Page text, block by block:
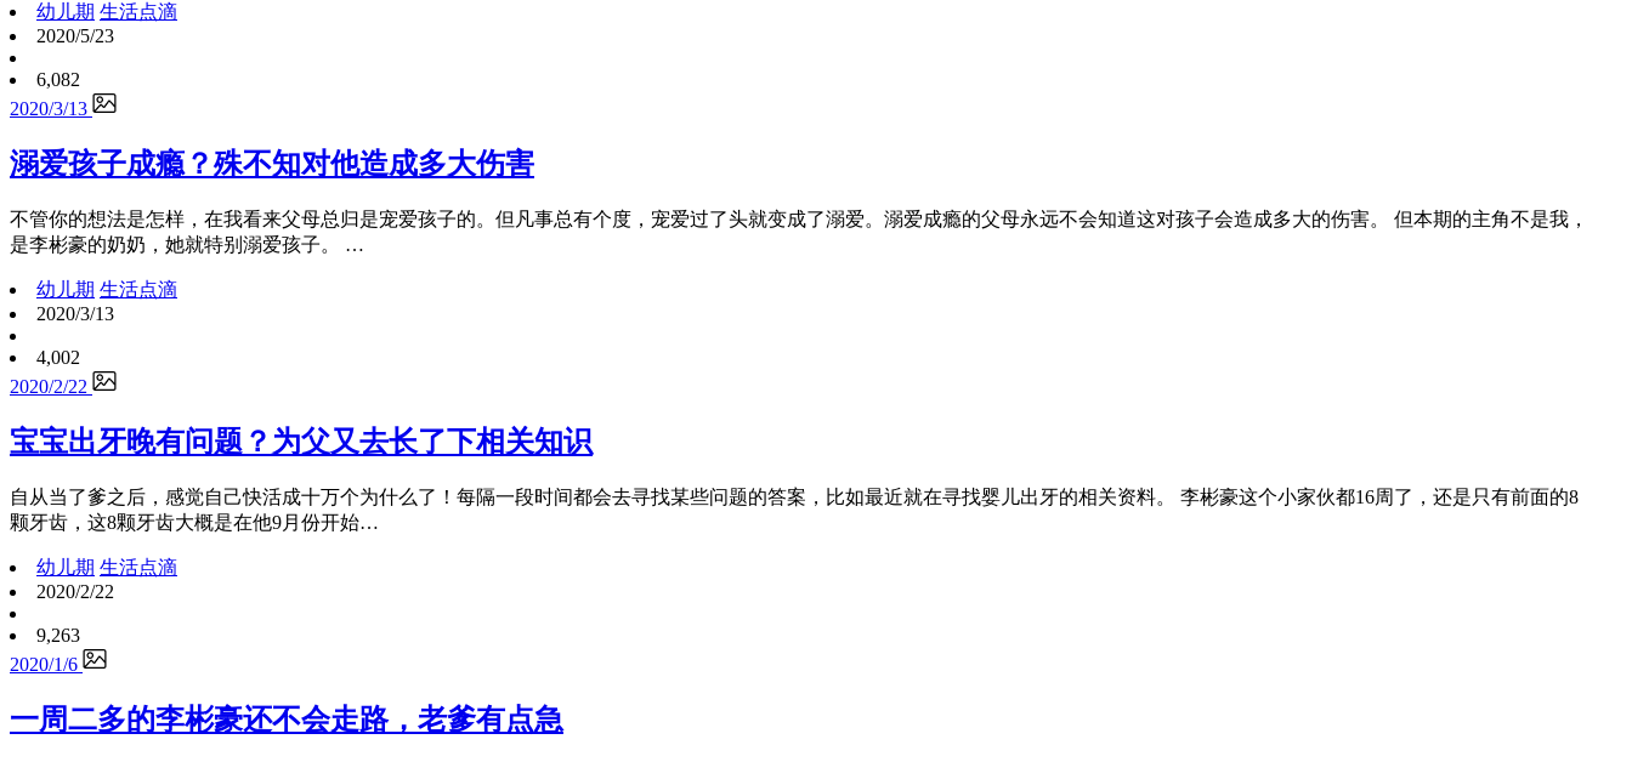
幼儿期 生活点滴
2020/5/23
6,082
2020/3/13
溺爱孩子成瘾？殊不知对他造成多大伤害
不管你的想法是怎样，在我看来父母总归是宠爱孩子的。但凡事总有个度，宠爱过了头就变成了溺爱。溺爱成瘾的父母永远不会知道这对孩子会造成多大的伤害。 但本期的主角不是我，
是李彬豪的奶奶，她就特别溺爱孩子。 …
幼儿期 生活点滴
2020/3/13
4,002
2020/2/22
宝宝出牙晚有问题？为父又去长了下相关知识
自从当了爹之后，感觉自己快活成十万个为什么了！每隔一段时间都会去寻找某些问题的答案，比如最近就在寻找婴儿出牙的相关资料。 李彬豪这个小家伙都16周了，还是只有前面的8
颗牙齿，这8颗牙齿大概是在他9月份开始…
幼儿期 生活点滴
2020/2/22
9,263
2020/1/6
一周二多的李彬豪还不会走路，老爹有点急